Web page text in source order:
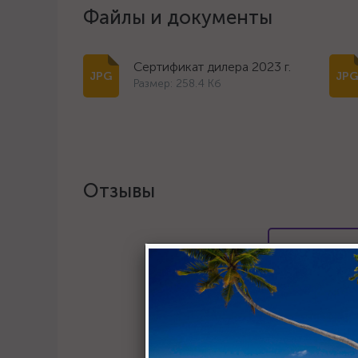
Файлы и документы
Сертификат дилера 2023 г.
Размер: 258.4 Кб
Отзывы
Хотите